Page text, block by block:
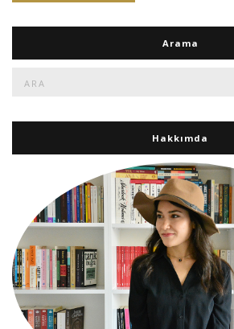
Arama
Hakkımda